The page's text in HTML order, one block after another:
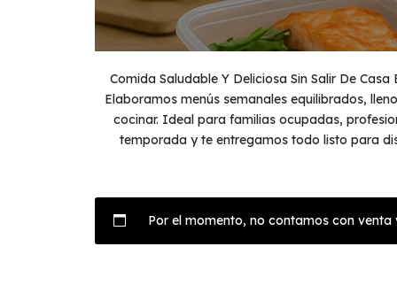
Comida Saludable Y Deliciosa Sin Salir De
Elaboramos menús semanales equilibrados,
cocinar. Ideal para familias ocupadas,
temporada y te entregamos todo listo para
Por el momento, no contamos con